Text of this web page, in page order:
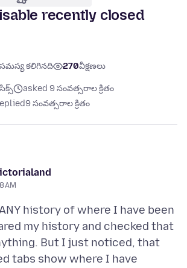
recently closed
కలిగినది 270వీక్షణలు
asked 9 సంవత్సరాల క్రితం
9 సంవత్సరాల క్రితం
AM
history of where I have been
my history and checked that
But I just noticed, that
tabs show where I have